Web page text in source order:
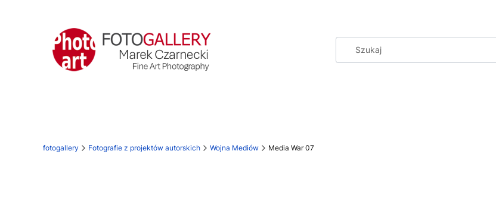
fotogallery Fotografie z projektów autorskich Wojna Mediów Media War 07